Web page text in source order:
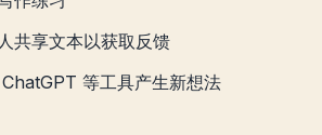
共享文本以获取反馈
等工具产生新想法